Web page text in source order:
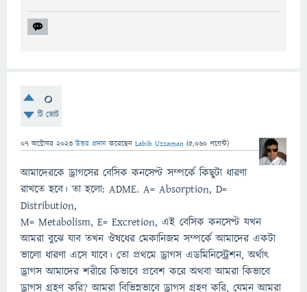
0
টি ভোট
07 অক্টোবর 2023 উত্তর প্রদান করেছেন Labib Uzzaman (5,060 পয়েন্ট)
আমাদেরকে ড্রাগসের বেসিক কনসেপ্ট সম্পর্কে কিছুটা ধারণা
রাখতে হবে। তা হলো: ADME. A= Absorption, D=
Distribution,
M= Metabolism, E= Excretion, এই বেসিক কনসেপ্ট যখন
আমরা বুঝে যাব তখন ঔষধের মেকানিজম সম্পর্কে আমাদের একটা
ভালো ধারণা এসে যাবে। তো প্রথমে ড্রাগস এডমিনিস্ট্রেশন, অর্থাৎ
ড্রাগস আমাদের শরীরে কিভাবে প্রবেশ করে অথবা আমরা কিভাবে
ড্রাগস গ্রহণ করি? আমরা বিভিন্নভাবে ড্রাগস গ্রহণ করি, যেমন আমরা